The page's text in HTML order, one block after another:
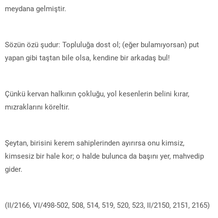
meydana gelmiştir.
Sözün özü şudur: Topluluğa dost ol; (eğer bulamıyorsan) put
yapan gibi taştan bile olsa, kendine bir arkadaş bul!
Çünkü kervan halkının çokluğu, yol kesenlerin belini kırar,
mızraklarını köreltir.
Şeytan, birisini kerem sahiplerinden ayırırsa onu kimsiz,
kimsesiz bir hale kor; o halde bulunca da başını yer, mahvedip
gider.
(II/2166, VI/498-502, 508, 514, 519, 520, 523, II/2150, 2151, 2165)